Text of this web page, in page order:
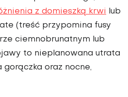
z domieszką krwi
lub
(treść przypomina fusy
ciemnobrunatnym lub
to nieplanowana utrata
oraz nocne,